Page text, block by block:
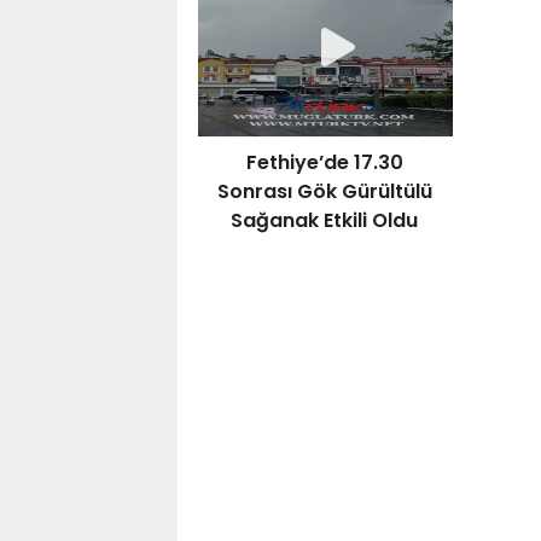
Fethiye’de 17.30
Sonrası Gök Gürültülü
Sağanak Etkili Oldu